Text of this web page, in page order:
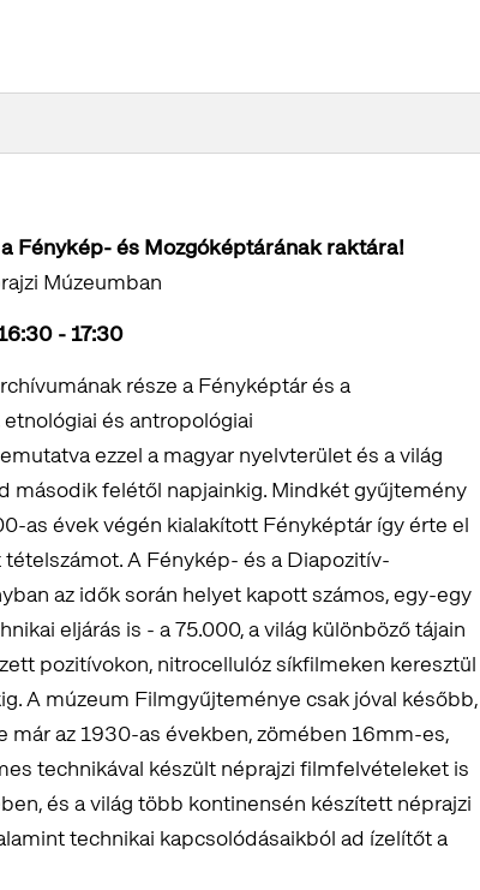
Fénykép- és Mozgóképtárának raktára!
Múzeumban
- 17:30
része a Fényképtár és a
és antropológiai
ezzel a magyar nyelvterület és a világ
második felétől napjainkig. Mindkét gyűjtemény
as évek végén kialakított Fényképtár így érte el
A Fénykép- és a Diapozitív-
az idők során helyet kapott számos, egy-egy
eljárás is - a 75.000, a világ különböző tájain
pozitívokon, nitrocellulóz síkfilmeken keresztül
A múzeum Filmgyűjteménye csak jóval később,
már az 1930-as években, zömében 16mm-es,
technikával készült néprajzi filmfelvételeket is
és a világ több kontinensén készített néprajzi
technikai kapcsolódásaikból ad ízelítőt a